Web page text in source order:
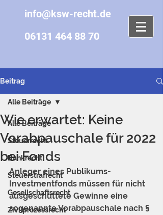
info@ksw-recht.de
06131 464 88 70
Beitrag
Alle Beiträge
Steuerrecht
Bankrecht
Steuerstrafrecht
Gesellschaftsrecht
Zivilprozessrecht
Alle Beiträge
Wie erwartet: Keine
Vorabpauschale für 2022
bei Fonds
Anleger eines Publikums-
Investmentfonds müssen für nicht
ausgeschüttete Gewinne eine
sogenannte Vorabpauschale nach §